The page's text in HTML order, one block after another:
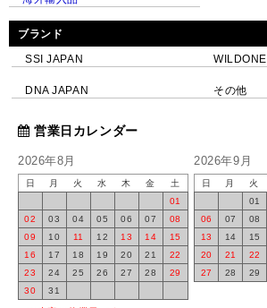
ブランド
SSI JAPAN WILDONE
DNA JAPAN その他
営業日カレンダー
2026年8月
日 月 火 水 木 金
土
01
02
03 04 05 06 07
08
09
10 11 12 13 14
15
16
17 18 19 20 21
22
23
24 25 26 27 28
29
30
31
2026年9月
日 月 火
01
06
07 08
13
14 15
20
21 22
27
28 29